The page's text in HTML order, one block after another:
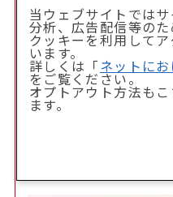
外国法共同事業 パートナ
太田 洋氏
分科会（1）- 2
本物のサステナビ
当ウェブサイトでは
分析、広告配信等のた
クッキーを利用して
います。
詳しくは「 ネットに
をご覧ください。
オプトアウト方法も
ます。